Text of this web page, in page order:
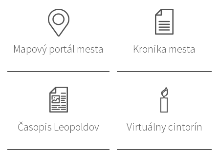
Mapový portál mesta Kronika mesta
Časopis Leopoldov Virtuálny cintorín